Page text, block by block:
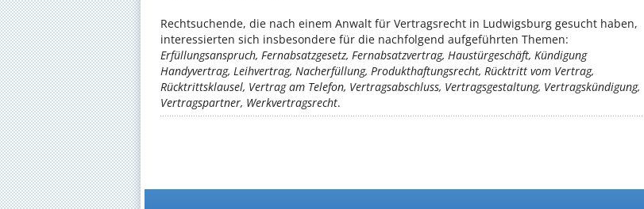
Rechtsuchende, die nach einem Anwalt für Vertragsrecht in Ludwigsburg gesucht haben,
interessierten sich insbesondere für die nachfolgend aufgeführten Themen:
Erfüllungsanspruch, Fernabsatzgesetz, Fernabsatzvertrag, Haustürgeschäft, Kündigung
Handyvertrag, Leihvertrag, Nacherfüllung, Produkthaftungsrecht, Rücktritt vom Vertrag,
Rücktrittsklausel, Vertrag am Telefon, Vertragsabschluss, Vertragsgestaltung, Vertragskündigung,
Vertragspartner, Werkvertragsrecht.